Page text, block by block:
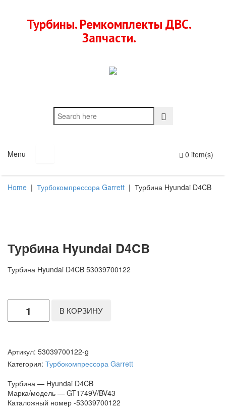
Турбины. Ремкомплекты ДВС.
Запчасти.
Menu 0 item(s)
Home | Турбокомпрессора Garrett | Турбина Hyundai D4CB
Турбина Hyundai D4CB
Турбина Hyundai D4CB 53039700122
В КОРЗИНУ
Артикул: 53039700122-g
Категория: Турбокомпрессора Garrett
Турбина — Hyundai D4CB
Марка/модель — GT1749V/BV43
Каталожный номер -53039700122